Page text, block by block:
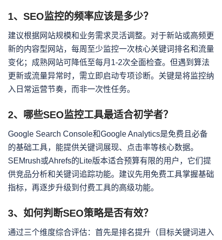
1、SEO监控的频率应该是多少？
建议根据网站规模和业务需求灵活调整。对于新站或高频更
新的内容型网站，每周至少监控一次核心关键词排名和流量
变化；成熟网站可降低至每月1-2次全面检查。但遇到算法
更新或流量异常时，需立即启动专项诊断。关键是将监控纳
入日常运营节奏，而非一次性任务。
2、哪些SEO监控工具最适合初学者？
Google Search Console和Google Analytics是免费且必备
的基础工具，能提供关键词展现、点击率等核心数据。
SEMrush或Ahrefs的Lite版本适合预算有限的用户，它们提
供竞品分析和关键词追踪功能。建议先用免费工具掌握基础
指标，再逐步升级到付费工具的高级功能。
3、如何判断SEO策略是否有效？
通过三个维度综合评估：首先是排名提升（目标关键词进入